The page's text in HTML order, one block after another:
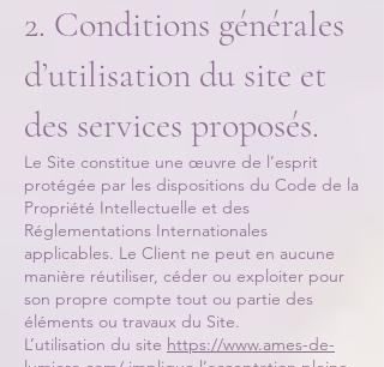
2. Conditions générales
d’utilisation du site et
des services proposés.
Le Site constitue une œuvre de l’esprit
protégée par les dispositions du Code de la
Propriété Intellectuelle et des
Réglementations Internationales
applicables. Le Client ne peut en aucune
manière réutiliser, céder ou exploiter pour
son propre compte tout ou partie des
éléments ou travaux du Site.
L’utilisation du site https://www.ames-de-